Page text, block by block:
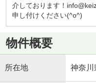
介しております！
申し付けください(^o^)
物件概要
所在地 神奈川